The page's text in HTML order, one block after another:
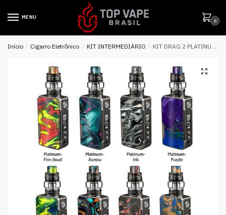
MENU
0
Início / Cigarro Eletrônico / KIT INTERMEDIÁRIO / KIT DRAG 2 PLATINUM 177W TC WITH UFORCE T2 – VOOPOO